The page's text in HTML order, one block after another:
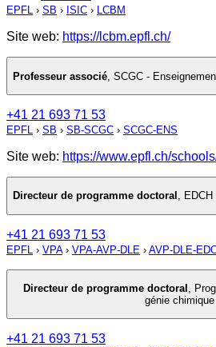
EPFL › SB › ISIC › LCBM
Site web: https://lcbm.epfl.ch/
Professeur associé SCGC -
+41 21 693 71 53
EPFL › SB › SB-SCGC › SCGC-ENS
Site web: https://www.epfl.ch/
Directeur de programme doctoral ,
+41 21 693 71 53
EPFL › VPA› VPA-AVP-DLE › AVP-DLE-
Directeur de programme doctoral ,
génie chimique
+41 21 693 71 53